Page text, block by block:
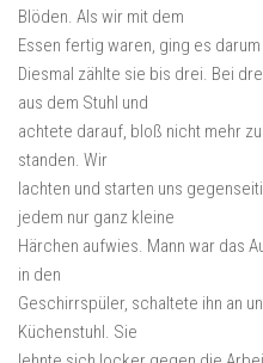
Blöden. Als wir mit dem
Essen fertig waren, ging es
Diesmal zählte sie bis drei. Bei
aus dem Stuhl und
achtete darauf, bloß nicht mehr
standen. Wir
lachten und starten uns
jedem nur ganz kleine
Härchen aufwies. Mann war das
in den
Geschirrspüler, schaltete ihn an
Küchenstuhl. Sie